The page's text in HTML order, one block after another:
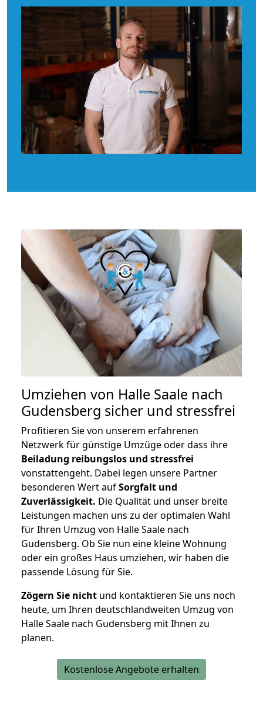
Umziehen von Halle Saale nach
Gudensberg sicher und stressfrei
Profitieren Sie von unserem erfahrenen
Netzwerk für günstige Umzüge oder dass ihre
Beiladung reibungslos und stressfrei
vonstattengeht. Dabei legen unsere Partner
besonderen Wert aufSorgfalt und
Zuverlässigkeit. Die Qualität und unser breite
Leistungen machen uns zu der optimalen Wahl
für Ihren Umzug von Halle Saale nach
Gudensberg. Ob Sie nun eine kleine Wohnung
oder ein großes Haus umziehen, wir haben die
passende Lösung für Sie.
Zögern Sie nicht und kontaktieren Sie uns noch
heute, um Ihren deutschlandweiten Umzug von
Halle Saale nach Gudensberg mit Ihnen zu
planen.
Kostenlose Angebote erhalten